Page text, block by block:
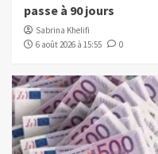
passe à 90 jours
Sabrina Khelifi
6 août 2026 à 15:55
0